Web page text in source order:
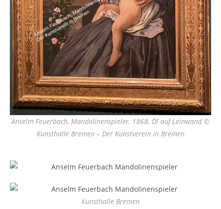
Anselm Feuerbach, Mandolinenspieler, 1868, Öl auf Leinwand ©
Kunsthalle Bremen – Der Kunstverein in Bremen
Kunsthalle Bremen